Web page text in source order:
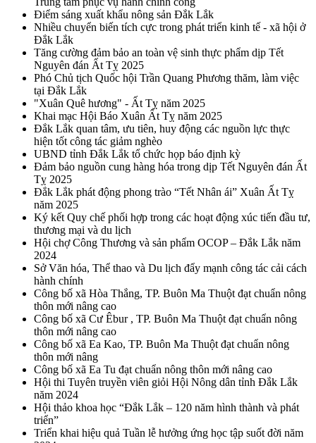
Điểm sáng xuất khẩu nông sản Đắk Lắk
Nhiều chuyển biến tích cực trong phát triển kinh tế - xã hội ở
Đắk Lắk
Tăng cường đảm bảo an toàn vệ sinh thực phẩm dịp Tết
Nguyên đán Ất Tỵ 2025
Phó Chủ tịch Quốc hội Trần Quang Phương thăm, làm việc
tại Đắk Lắk
"Xuân Quê hương" - Ất Tỵ năm 2025
Khai mạc Hội Báo Xuân Ất Tỵ năm 2025
Đắk Lắk quan tâm, ưu tiên, huy động các nguồn lực thực
hiện tốt công tác giảm nghèo
UBND tỉnh Đắk Lắk tổ chức họp báo định kỳ
Đảm bảo nguồn cung hàng hóa trong dịp Tết Nguyên đán Ất
Tỵ 2025
Đắk Lắk phát động phong trào “Tết Nhân ái” Xuân Ất Tỵ
năm 2025
Ký kết Quy chế phối hợp trong các hoạt động xúc tiến đầu tư,
thương mại và du lịch
Hội chợ Công Thương và sản phẩm OCOP – Đắk Lắk năm
2024
Sở Văn hóa, Thể thao và Du lịch đẩy mạnh công tác cải cách
hành chính
Công bố xã Hòa Thắng, TP. Buôn Ma Thuột đạt chuẩn nông
thôn mới nâng cao
Công bố xã Cư Êbur , TP. Buôn Ma Thuột đạt chuẩn nông
thôn mới nâng cao
Công bố xã Ea Kao, TP. Buôn Ma Thuột đạt chuẩn nông
thôn mới nâng
Công bố xã Ea Tu đạt chuẩn nông thôn mới nâng cao
Hội thi Tuyên truyền viên giỏi Hội Nông dân tỉnh Đắk Lắk
năm 2024
Hội thảo khoa học “Đắk Lắk – 120 năm hình thành và phát
triển”
Triển khai hiệu quả Tuần lễ hưởng ứng học tập suốt đời năm